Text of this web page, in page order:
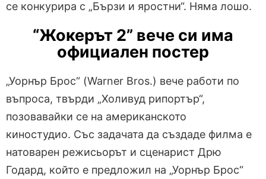
се конкурира с „Бързи и яростни“. Няма лошо.
“Жокерът 2” вече си има
официален постер
„Уорнър Брос“ (Warner Bros.) вече работи по
въпроса, твърди „Холивуд рипортър“,
позовавайки се на американското
киностудио. Със задачата да създаде филма е
натоварен режисьорът и сценарист Дрю
Годард, който е предложил на „Уорнър Брос“